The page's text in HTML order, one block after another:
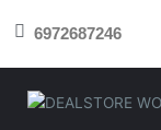
στο 6972687246